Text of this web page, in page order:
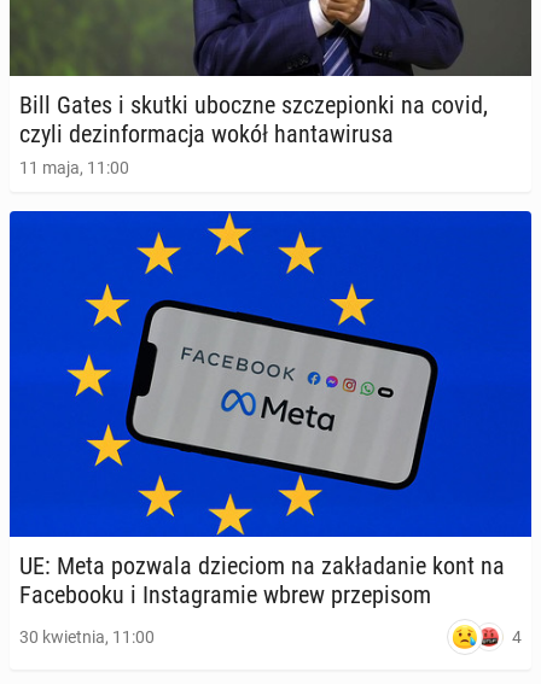
Bill Gates i skutki uboczne szcze­pion­ki na covid,
czyli dez­in­for­ma­cja wokół han­ta­wi­ru­sa
11 maja, 11:00
UE: Meta pozwala dzie­ciom na za­kła­da­nie kont na
Fa­ce­bo­oku i In­sta­gra­mie wbrew prze­pi­som
30 kwietnia, 11:00 4